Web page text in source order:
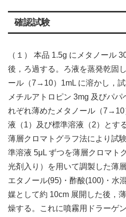
確認試験
（１） 本品 1.5g にメタノール
後，ろ過する。ろ液を蒸発乾固
ール（7→10）1mL に溶かし，
メチルアトロピン 3mg 及びパ
れぞれ薄めたメタノール（7→10
液（1）及び標準溶液（2）とす
薄層クロマトグラフ法により試
準溶液 5μL ずつを薄層クロマト
光剤入り）を用いて調製した薄
エタノール(95)・酢酸(100)・水
媒として約 10cm 展開した後，
燥する。これに噴霧用ドラーゲ